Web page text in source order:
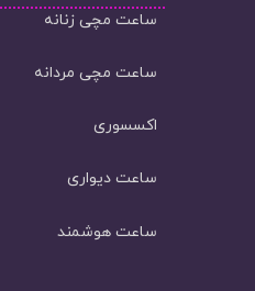
ساعت مچی زنانه
ساعت مچی مردانه
اکسسوری
ساعت دیواری
ساعت هوشمند